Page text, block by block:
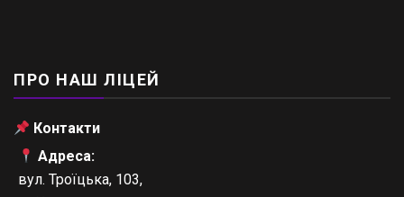
ПРО НАШ ЛІЦЕЙ
Контакти
Адреса:
вул. Троїцька, 103,